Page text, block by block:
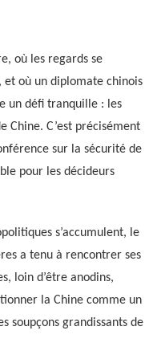
où les regards se
et où un diplomate chinois
un défi tranquille : les
Chine. C’est précisément
sur la sécurité de
pour les décideurs
s’accumulent, le
a tenu à rencontrer ses
loin d’être anodins,
la Chine comme un
soupçons grandissants de